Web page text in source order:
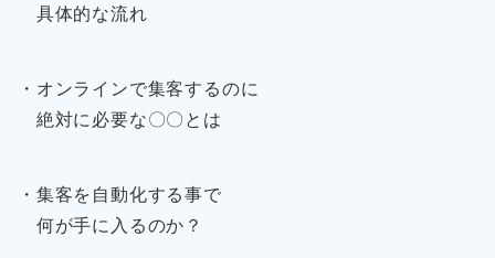
具体的な流れ
・オンラインで集客するのに
絶対に必要な〇〇とは
・集客を自動化する事で
何が手に入るのか？